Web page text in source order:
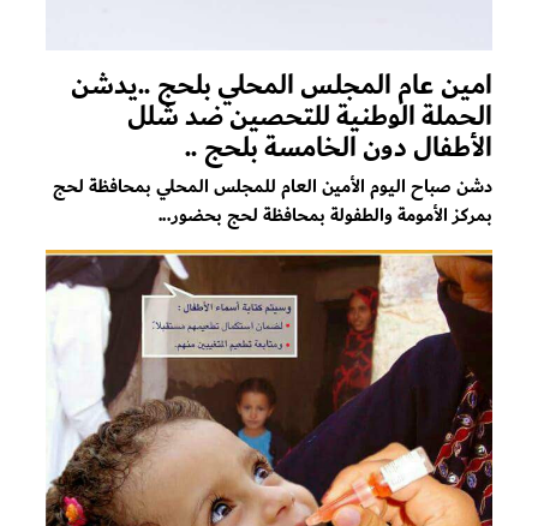
امين عام المجلس المحلي بلحج ..يدشن
الحملة الوطنية للتحصين ضد شلل
الأطفال دون الخامسة بلحج ..
دشن صباح اليوم الأمين العام للمجلس المحلي بمحافظة لحج
بمركز الأمومة والطفولة بمحافظة لحج بحضور...